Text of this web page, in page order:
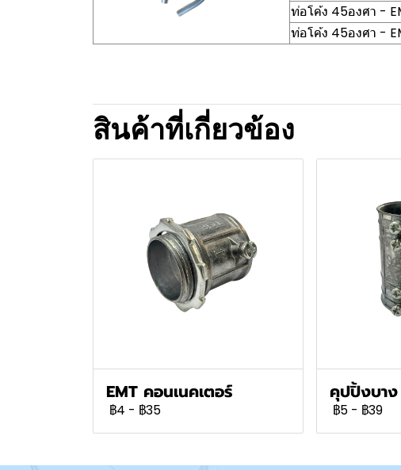
ท่อโค้ง 45องศา -
ท่อโค้ง 45องศา -
สินค้าที่เกี่ยวข้อง
EMT คอนเนคเตอร์
฿4 - ฿35
คุปปิ้งบาง
฿5 - ฿39